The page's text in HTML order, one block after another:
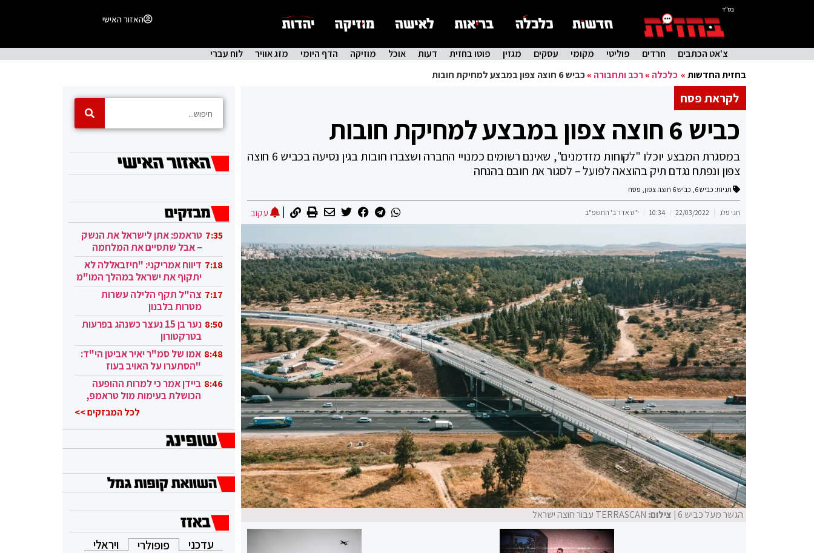
בס"ד
האזור האישי
צ'אט הכתבים חרדים פוליטי מקומי עסקים מגזין פוטו בחזית דעות אוכל מוזיקה הדף היומי מזג אוויר
לוח עברי
בחזית החדשות» כלכלה »רכב ותחבורה »כביש 6 חוצה צפון במבצע למחיקת חובות
לקראת פסח
כביש 6 חוצה צפון במבצע למחיקת חובות
במסגרת המבצע יוכלו "לקוחות מזדמנים", שאינם רשומים כמנויי החברה ושצברו חובות בגין נסיעה בכביש 6 חוצה
צפון ונפתח נגדם תיק בהוצאה לפועל – לסגור את חובם בהנחה
תגיות: כביש 6 , כביש 6 חוצה צפון , פסח
חגי פלג 22/03/2022
10:34 י"ט אדר ב' התשפ"ב עקוב
הגשר מעל כביש 6 | צילום: TERRASCAN עבור חוצה ישראל
7:35 טראמפ: אתן לישראל את הנשק
– אבל שתסיים את המלחמה
בעזה 7:18 דיווח אמריקני: "חיזבאללה לא
יתקוף את ישראל במהלך המו"מ
בקטאר" 7:17 צה"ל תקף הלילה עשרות
מטרות בלבנון
8:50
נער בן 15 נעצר כשנהג בפרעות
בטרקטורון
8:48 אמו של סמ"ר יאיר אביטן הי"ד:
"הסתערו על האויב בעוז
ובגבורה" 8:46 ביידן אמר כי למרות ההופעה
הכושלת בעימות מול טראמפ,
לכל המבזקים >>
עדכני פופולרי ויראלי